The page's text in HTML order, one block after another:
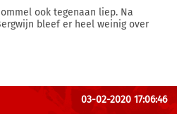
ook tegenaan liep. Na
bleef er heel weinig over
03-02-2020 17:06:46